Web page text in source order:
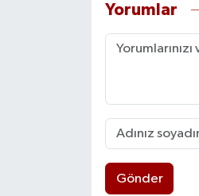
Yorumlar
Gönder